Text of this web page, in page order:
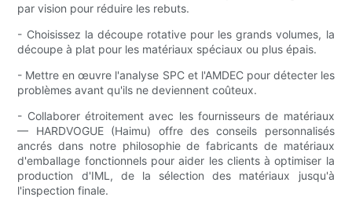
par vision pour réduire les rebuts.
- Choisissez la découpe rotative pour les grands volumes, la
découpe à plat pour les matériaux spéciaux ou plus épais.
- Mettre en œuvre l'analyse SPC et l'AMDEC pour détecter les
problèmes avant qu'ils ne deviennent coûteux.
- Collaborer étroitement avec les fournisseurs de matériaux
— HARDVOGUE (Haimu) offre des conseils personnalisés
ancrés dans notre philosophie de fabricants de matériaux
d'emballage fonctionnels pour aider les clients à optimiser la
production d'IML, de la sélection des matériaux jusqu'à
l'inspection finale.